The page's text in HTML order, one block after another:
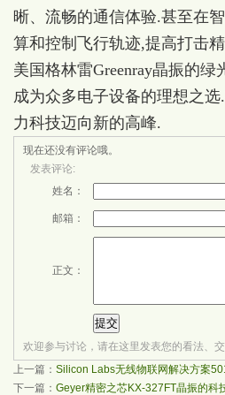
晰、流畅的通信体验.甚至在
算和控制飞行轨迹,提高打击
美国格林雷Greenray晶振的
成为众多电子设备的理想之
力科技迈向新的高峰.
现在还没有评论哦。
发表评论:
姓名：
邮箱：
正文：
欢迎参与讨论，请在这里发表您的看法、交
上一篇： Silicon Labs无线物联网解决方案
下一篇： Geyer精密之芯KX-327FT晶振的科